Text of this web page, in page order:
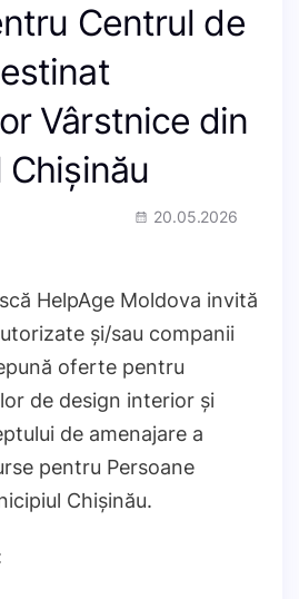
Centrul de
Vârstnice din
20.05.2026
HelpAge Moldova invită
și/sau companii
oferte pentru
de design interior și
de amenajare a
pentru Persoane
Chișinău.